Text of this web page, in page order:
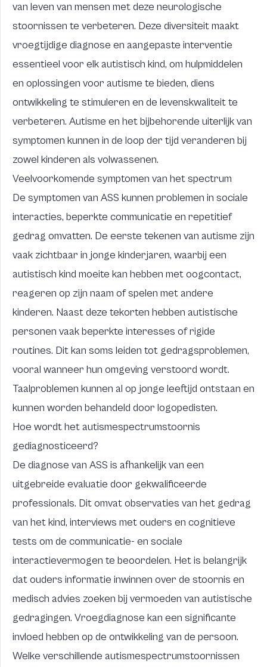
van leven van mensen met deze neurologische
stoornissen te verbeteren. Deze diversiteit maakt
vroegtijdige diagnose en aangepaste interventie
essentieel voor elk autistisch kind, om hulpmiddelen
en oplossingen voor autisme te bieden, diens
ontwikkeling te stimuleren en de levenskwaliteit te
verbeteren. Autisme en het bijbehorende uiterlijk van
symptomen kunnen in de loop der tijd veranderen bij
zowel kinderen als volwassenen.
Veelvoorkomende symptomen van het spectrum
De symptomen van ASS kunnen problemen in sociale
interacties, beperkte communicatie en repetitief
gedrag omvatten. De eerste tekenen van autisme zijn
vaak zichtbaar in jonge kinderjaren, waarbij een
autistisch kind moeite kan hebben met oogcontact,
reageren op zijn naam of spelen met andere
kinderen. Naast deze tekorten hebben autistische
personen vaak beperkte interesses of rigide
routines. Dit kan soms leiden tot gedragsproblemen,
vooral wanneer hun omgeving verstoord wordt.
Taalproblemen kunnen al op jonge leeftijd ontstaan en
kunnen worden behandeld door logopedisten.
Hoe wordt het autismespectrumstoornis
gediagnosticeerd?
De diagnose van ASS is afhankelijk van een
uitgebreide evaluatie door gekwalificeerde
professionals. Dit omvat observaties van het gedrag
van het kind, interviews met ouders en cognitieve
tests om de communicatie- en sociale
interactievermogen te beoordelen. Het is belangrijk
dat ouders informatie inwinnen over de stoornis en
medisch advies zoeken bij vermoeden van autistische
gedragingen. Vroegdiagnose kan een significante
invloed hebben op de ontwikkeling van de persoon.
Welke verschillende autismespectrumstoornissen